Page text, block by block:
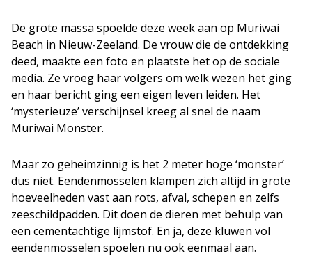
De grote massa spoelde deze week aan op Muriwai
Beach in Nieuw-Zeeland. De vrouw die de ontdekking
deed, maakte een foto en plaatste het op de sociale
media. Ze vroeg haar volgers om welk wezen het ging
en haar bericht ging een eigen leven leiden. Het
‘mysterieuze’ verschijnsel kreeg al snel de naam
Muriwai Monster.
Maar zo geheimzinnig is het 2 meter hoge ‘monster’
dus niet. Eendenmosselen klampen zich altijd in grote
hoeveelheden vast aan rots, afval, schepen en zelfs
zeeschildpadden. Dit doen de dieren met behulp van
een cementachtige lijmstof. En ja, deze kluwen vol
eendenmosselen spoelen nu ook eenmaal aan.